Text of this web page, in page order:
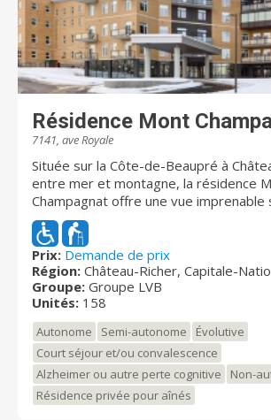
en toute intimité dans une salle à dîner
aménagée pour l’occasion. Autant
favorisent l’autonomie sous toutes
Résidence Mont
7141, ave Royale
Située sur la Côte-de-Beaupré à
entre mer et montagne, la résidence
Champagnat offre une vue imprenable
majestueux fleuve St-Laurent. Un
inspirant situé en pleine nature et à
du centre-ville de Québec. Résidence évolutive pour
personnes âgées autonomes et en
d'autonomie, elle offre des soins et
qualité supérieure répondant au besoin
résident. Sécurité des logements,
spécialisés, qualité des repas, personnel
professionnel et attentionné offrant un
humain et réconfortant. Une panoplie
divertissantes sont mises sur pied
Prix: Demande de prix
Région: Château-Richer, Capitale-
Groupe: Groupe LVB
Unités: 158
Autonome Semi-autonome
Évolutive
Court séjour et/ou convalescence
Alzheimer ou autre perte cognitive
Non-
Résidence privée pour aînés